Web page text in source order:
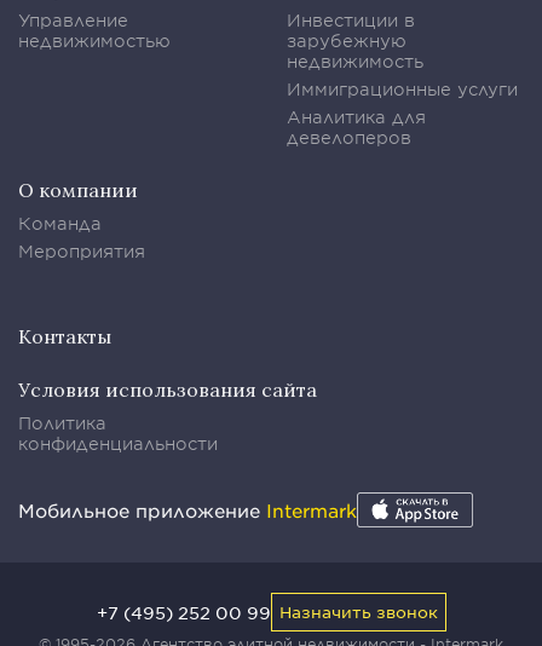
Управление
недвижимостью
Инвестиции в
зарубежную
недвижимость
Иммиграционные услуги
Аналитика для
девелоперов
О компании
Команда
Мероприятия
Контакты
Условия использования сайта
Политика
конфиденциальности
Мобильное приложение Intermark
+7 (495) 252 00 99 Назначить звонок